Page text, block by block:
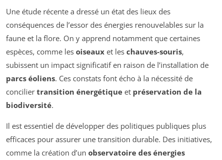
Une étude récente a dressé un état des lieux des
conséquences de l’essor des énergies renouvelables sur la
faune et la flore. On y apprend notamment que certaines
espèces, comme les oiseaux et les chauves-souris,
subissent un impact significatif en raison de l’installation de
parcs éoliens. Ces constats font écho à la nécessité de
concilier transition énergétique et préservation de la
biodiversité.
Il est essentiel de développer des politiques publiques plus
efficaces pour assurer une transition durable. Des initiatives,
comme la création d’un observatoire des énergies